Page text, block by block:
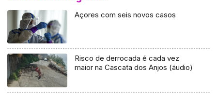
Açores com seis novos casos
Risco de derrocada é cada vez
maior na Cascata dos Anjos (áudio)